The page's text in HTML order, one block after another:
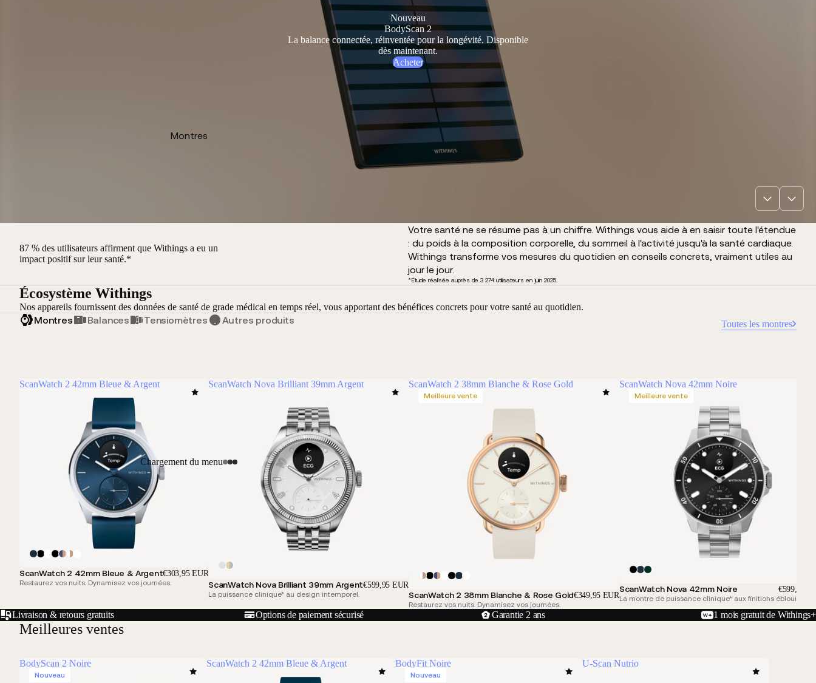
Montres
Chargement du menu
Nouveau
BodyScan 2
La balance connectée, réinventée pour la longévité. Disponible
dès maintenant.
Acheter
87 % des utilisateurs affirment que Withings a eu un
impact positif sur leur santé.*
Votre santé ne se résume pas à un chiffre. Withings vous aide à en saisir toute l'étendue
: du poids à la composition corporelle, du sommeil à l'activité jusqu'à la santé cardiaque.
Withings transforme vos mesures du quotidien en conseils concrets, vraiment utiles au
jour le jour.
*Étude réalisée auprès de 3 274 utilisateurs en juin 2025.
Écosystème Withings
Nos appareils fournissent des données de santé de grade médical en temps réel, vous apportant des bénéfices concrets pour votre santé au quotidien.
Montres Balances Tensiomètres Autres produits Toutes les montres
ScanWatch 2 42mm Bleue & Argent
ScanWatch 2 42mm Bleue & Argent€303,95 EUR
Restaurez vos nuits. Dynamisez vos journées.
ScanWatch Nova Brilliant 39mm Argent
ScanWatch Nova Brilliant 39mm Argent€599,95 EUR
La puissance clinique* au design intemporel.
ScanWatch 2 38mm Blanche & Rose Gold
Meilleure vente
ScanWatch 2 38mm Blanche & Rose Gold€349,95 EUR
Restaurez vos nuits. Dynamisez vos journées.
ScanWatch Nova 42mm Noire
Meilleure vente
ScanWatch Nova 42mm Noire €599,95
La montre de puissance clinique* aux finitions
Livraison & retours gratuits Options de paiement sécurisé Garantie 2 ans 1 mois gratuit de Withings+
Meilleures ventes
BodyScan 2 Noire
Nouveau
ScanWatch 2 42mm Bleue & Argent BodyFit Noire
Nouveau
U-Scan Nutrio